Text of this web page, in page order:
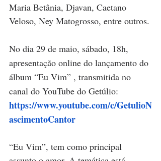
Maria Betânia, Djavan, Caetano
Veloso, Ney Matogrosso, entre outros.
No dia 29 de maio, sábado, 18h,
apresentação online do lançamento do
álbum “Eu Vim” , transmitida no
canal do YouTube do Getúlio:
https://www.youtube.com/c/GetulioN
ascimentoCantor
“Eu Vim”, tem como principal